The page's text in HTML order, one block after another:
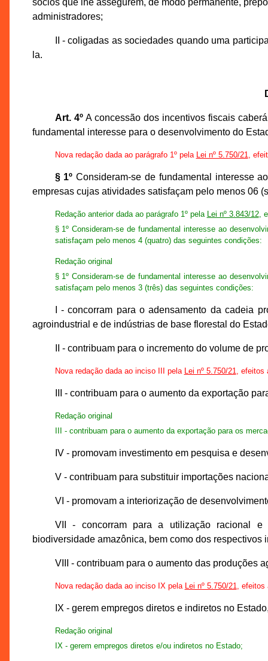
sócios que lhe assegurem, de modo permanente,
administradores;
II - coligadas as sociedades quando uma
la.
Art. 4ºA concessão dos incentivos fiscais
fundamental interesse para o desenvolvimento do
Nova redação dada ao parágrafo 1º pela Lei nº 5.750/21,
§ 1º Consideram-se de fundamental interesse
empresas cujas atividades satisfaçam pelo menos 06
Redação anterior dada ao parágrafo 1º pela Lei nº 3.843/12,
§ 1º Consideram-se de fundamental interesse ao
satisfaçam pelo menos 4 (quatro) das seguintes condições:
Redação original
§ 1º Consideram-se de fundamental interesse ao
satisfaçam pelo menos 3 (três) das seguintes condições:
I - concorram para o adensamento da cadeia
agroindustrial e de indústrias de base florestal do
II - contribuam para o incremento do volume de
Nova redação dada ao inciso III pela Lei nº 5.750/21, efeitos
III - contribuam para o aumento da exportação
Redação original
III - contribuam para o aumento da exportação para os
IV - promovam investimento em pesquisa e
V - contribuam para substituir importações
VI - promovam a interiorização de
VII - concorram para a utilização racional e
biodiversidade amazônica, bem como dos respectivos
VIII - contribuam para o aumento das produções
Nova redação dada ao inciso IX pela Lei nº 5.750/21, efeitos
IX - gerem empregos diretos e indiretos no
Redação original
IX - gerem empregos diretos e/ou indiretos no Estado;